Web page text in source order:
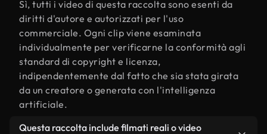
Sì, tutti i video di questa raccolta sono esenti da
diritti d'autore e autorizzati per l'uso
commerciale. Ogni clip viene esaminata
individualmente per verificarne la conformità agli
standard di copyright e licenza,
indipendentemente dal fatto che sia stata girata
da un creatore o generata con l'intelligenza
artificiale.
Questa raccolta include filmati reali o video